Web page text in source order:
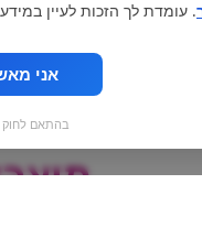
. עומדת לך הזכות לעיין
אני
בהתאם לחוק